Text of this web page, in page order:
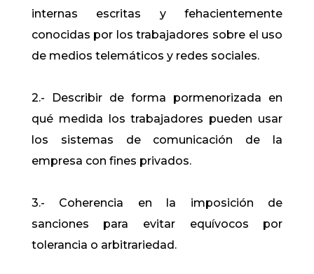
internas escritas y fehacientemente
conocidas por los trabajadores sobre el uso
de medios telemáticos y redes sociales.
2.- Describir de forma pormenorizada en
qué medida los trabajadores pueden usar
los sistemas de comunicación de la
empresa con fines privados.
3.- Coherencia en la imposición de
sanciones para evitar equívocos por
tolerancia o arbitrariedad.